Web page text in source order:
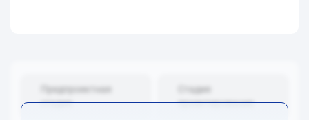
Предпроектная
стадия
Стадия
проектирования